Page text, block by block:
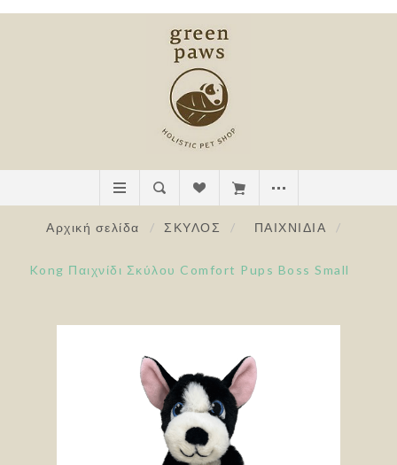
Αρχική σελίδα / ΣΚΥΛΟΣ / ΠΑΙΧΝΙΔΙΑ /
Kong Παιχνίδι Σκύλου Comfort Pups Boss Small